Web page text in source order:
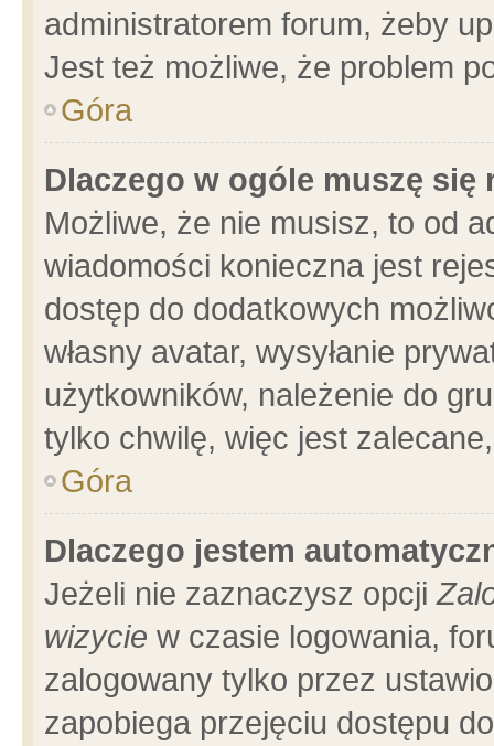
administratorem forum, żeby
Jest też możliwe, że problem
Góra
Dlaczego w ogóle muszę się
Możliwe, że nie musisz, to od
wiadomości konieczna jest
dostęp do dodatkowych
własny avatar, wysyłanie
użytkowników, należenie do
tylko chwilę, więc jest
Góra
Dlaczego jestem
Jeżeli nie zaznaczysz opcji
wizycie w czasie logowania,
zalogowany tylko przez
zapobiega przejęciu dostępu